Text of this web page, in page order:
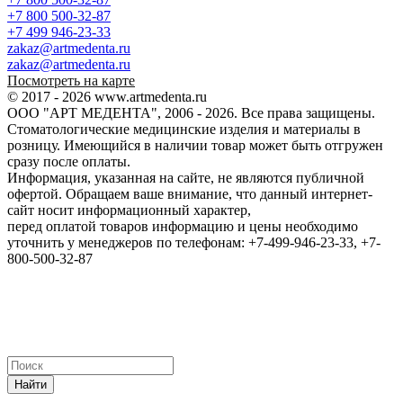
+7 800 500-32-87
+7 499 946-23-33
zakaz@artmedenta.ru
zakaz@artmedenta.ru
Посмотреть на карте
© 2017 - 2026 www.artmedenta.ru
ООО "АРТ МЕДЕНТА", 2006 - 2026. Все права защищены.
Стоматологические медицинские изделия и материалы в
розницу. Имеющийся в наличии товар может быть отгружен
сразу после оплаты.
Информация, указанная на сайте, не являются публичной
офертой. Обращаем ваше внимание, что данный интернет-
сайт носит информационный характер,
перед оплатой товаров информацию и цены необходимо
уточнить у менеджеров по телефонам: +7-499-946-23-33, +7-
800-500-32-87
Найти